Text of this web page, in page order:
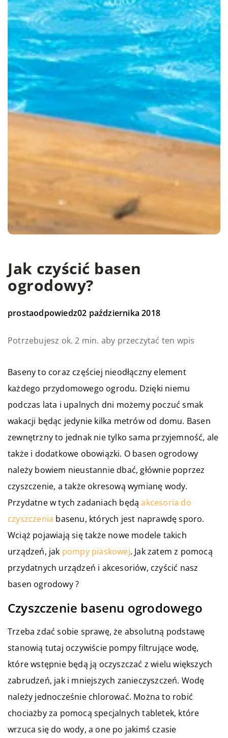
Jak czyścić basen
ogrodowy?
prostaodpowiedz02 października 2018
Potrzebujesz ok. 2 min. aby przeczytać ten wpis
Baseny to coraz częściej nieodłączny element
każdego przydomowego ogrodu. Dzięki niemu
podczas lata i upalnych dni możemy poczuć smak
wakacji będąc jedynie kilka metrów od domu. Basen
zewnętrzny to jednak nie tylko sama przyjemność, ale
także i dodatkowe obowiązki. O basen ogrodowy
należy bowiem nieustannie dbać, głównie poprzez
czyszczenie, a także okresową wymianę wody.
Przydatne w tych zadaniach będąakcesoria do
czyszczenia basenu, których jest naprawdę sporo.
Wciąż pojawiają się także nowe modele takich
urządzeń, jak pompy piaskowej. Jak zatem z pomocą
przydatnych urządzeń i akcesoriów, czyścić nasz
basen ogrodowy ?
Czyszczenie basenu ogrodowego
Trzeba zdać sobie sprawę, że absolutną podstawę
stanowią tutaj oczywiście pompy filtrujące wodę,
które wstępnie będą ją oczyszczać z wielu większych
zabrudzeń, jak i mniejszych zanieczyszczeń. Wodę
należy jednocześnie chlorować. Można to robić
chociażby za pomocą specjalnych tabletek, które
wrzuca się do wody, a one po jakimś czasie